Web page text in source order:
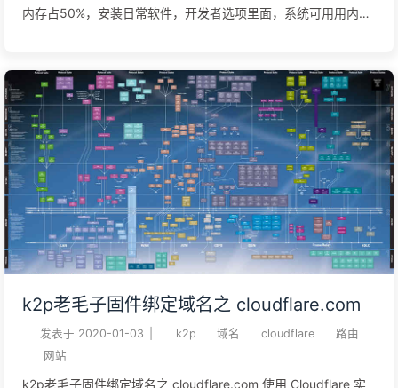
内存占50%，安装日常软件，开发者选项里面，系统可用用内存
系统可用内存一般在1.3G左右也就是说使用原生系统，系统可节
约大概1G左右的内存官方系统优势：4K显示，hifi音效，拍照，
信号havoc系统优势：流畅，省电我不玩游戏，因为要安装支付
宝（蚂蚁森林自动偷菜后台常驻），微信，微商相册，等软件，
官方系统内存实在是不够用，反应慢，卡，实在是不能忍，换了
havoc后，非常满意，上几张图电池使用情况 内存占用 安装的软
件 刷机前的准备工作参考：
https://163168.xyz/archives/18.html下载刷机系统和所需工具
提取码: 79ewLG 手机官方系统下载地址https://lg-
firmwares.com/lg-mv300l-firmwares/#tab=firmwar ...
k2p老毛子固件绑定域名之 cloudflare.com
发表于 2020-01-03 k2p 域名 cloudflare
路由
网站
k2p老毛子固件绑定域名之 cloudflare.com 使用 Cloudflare 实